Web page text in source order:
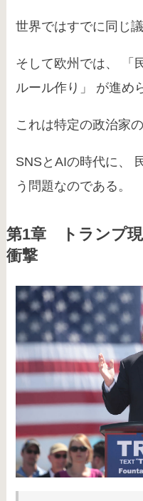
世界ではすでに同じ
そして欧州では、 「
ルール作り」 が進め
これは特定の政治家
SNSとAIの時代に、
う問題なのである。
第1章 トランプ現
衝撃